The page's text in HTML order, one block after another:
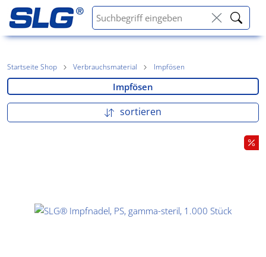
Startseite Shop Verbrauchsmaterial Impfösen
Impfösen
sortieren